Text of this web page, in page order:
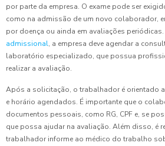
por parte da empresa. O exame pode ser
como na admissão de um novo colaborador,
por doença ou ainda em avaliações
admissional, a empresa deve agendar a
laboratório especializado, que possua
realizar a avaliação.
Após a solicitação, o trabalhador é orientado
e horário agendados. É importante que o
documentos pessoais, como RG, CPF e, se
que possa ajudar na avaliação. Além disso, é
trabalhador informe ao médico do trabalho